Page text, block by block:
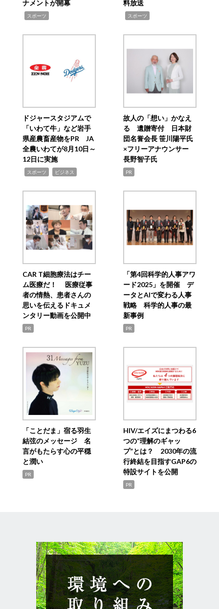
ナメントが開幕
スポーツ
料放送
スポーツ
ドジャースタジアムで
「いわて牛」など岩手
県産農畜産物をPR JA
全農いわてが8月10日～
12日に実施
スポーツ ビジネス
故人の「想い」かなえ
る 遺贈寄付 日本財
団名誉会長 笹川陽平氏
×フリーアナウンサー
長野智子氏
PR
CAR T細胞療法はチー
ム医療だ！ 医療従事
者の情熱、患者さんの
思いを伝えるドキュメ
ンタリー動画を公開中
PR
「第4回科学的人事アワ
ード2025」を開催 デ
ータとAIで変わる人事
戦略 科学的人事の最
新事例
PR
「ことだま」宿る羽生
結弦のメッセージ 名
言がもたらす心の平穏
と潤い
PR
HIV/エイズにまつわる6
つの“理解のギャッ
プ”とは？ 2030年の流
行終結を目指すGAP6の
特設サイトを公開
PR